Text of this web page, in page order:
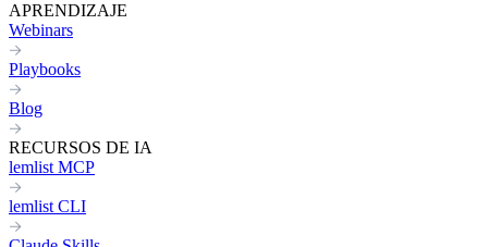
APRENDIZAJE
Webinars
Playbooks
Blog
RECURSOS DE IA
lemlist MCP
lemlist CLI